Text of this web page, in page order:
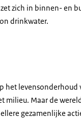
zich in binnen- en
drinkwater.
het
milieu. Maar de
gezamenlijke